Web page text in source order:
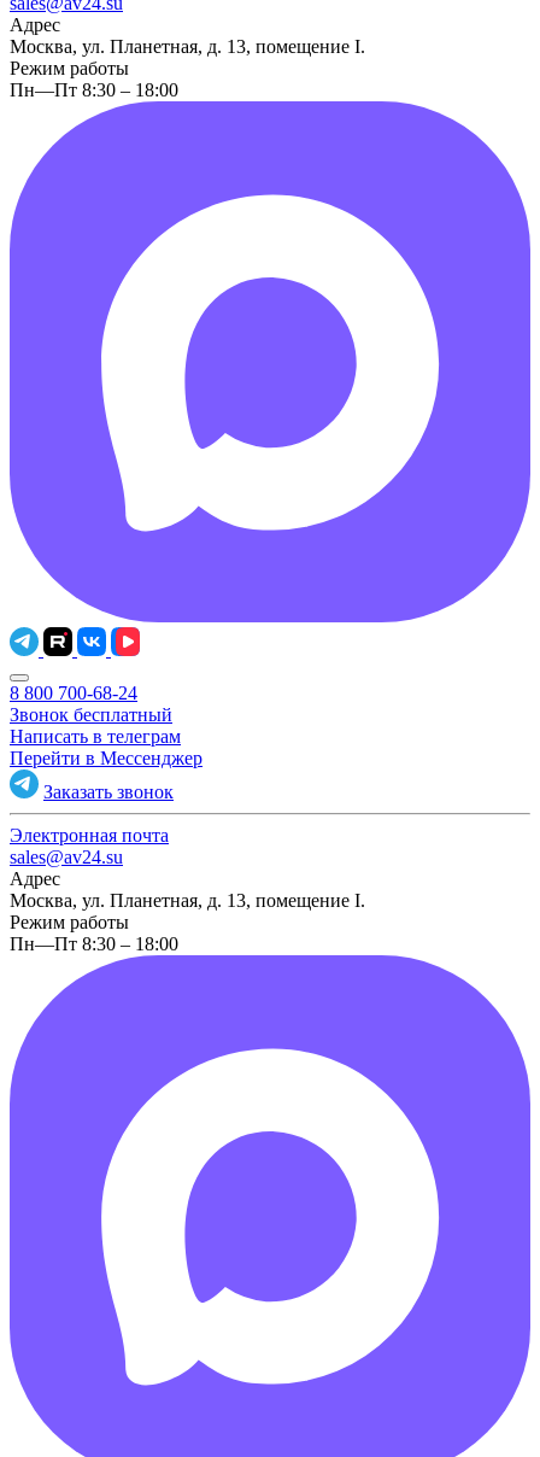
Адрес
Москва, ул. Планетная, д. 13, помещение I.
Режим работы
Пн—Пт 8:30 – 18:00
8 800 700-68-24
Звонок бесплатный
Написать в телеграм
Перейти в Мессенджер
Заказать звонок
Электронная почта
sales@av24.su
Адрес
Москва, ул. Планетная, д. 13, помещение I.
Режим работы
Пн—Пт 8:30 – 18:00